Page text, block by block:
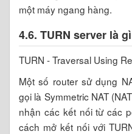
một máy ngang hàng.
4.6. TURN server là
TURN - Traversal Using
Một số router sử dụng
gọi là Symmetric NAT
nhận các kết nối từ các
cách mở kết nối với